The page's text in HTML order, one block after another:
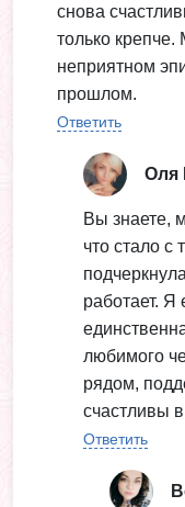
снова
только
неприятном
прошлом.
Ответить
Оля
Вы знаете,
что стало
работает. Я
любимого
рядом,
счастливы
Ответить